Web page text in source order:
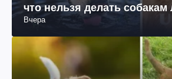
что нельзя делать собакам
Вчера